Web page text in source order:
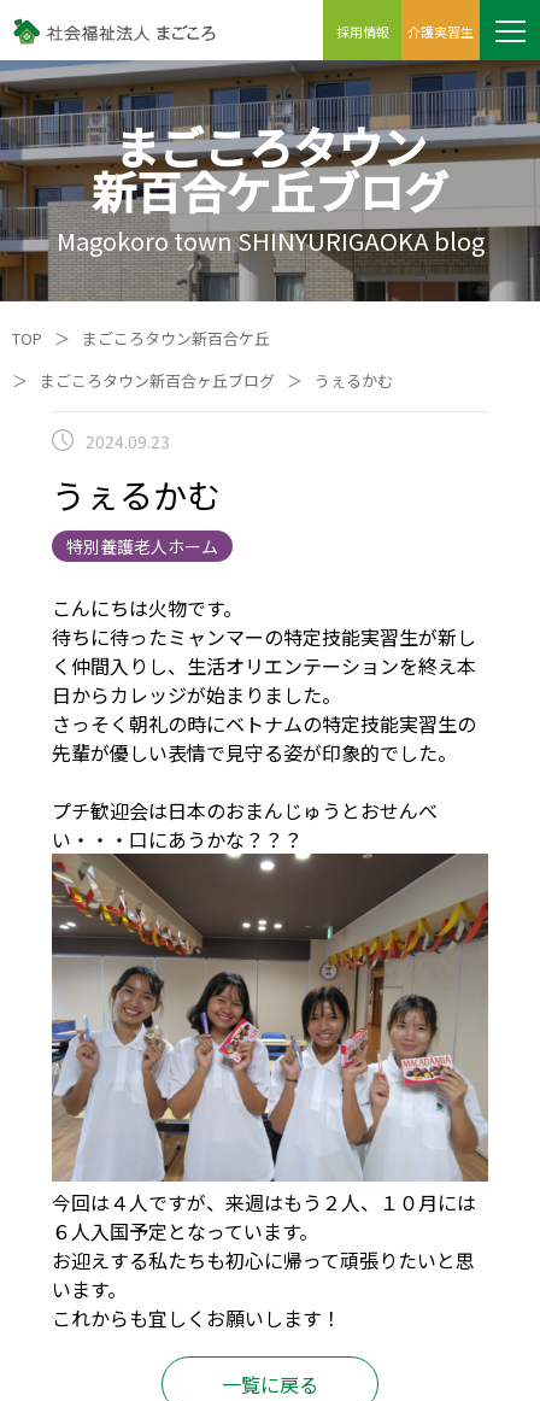
採用情報 介護実習生
まごころタウン
新百合ケ丘ブログ
Magokoro town SHINYURIGAOKA blog
TOP ＞
まごころタウン新百合ケ丘
＞
まごころタウン新百合ヶ丘ブログ ＞ うぇるかむ
2024.09.23
うぇるかむ
特別養護老人ホーム
こんにちは火物です。
待ちに待ったミャンマーの特定技能実習生が新し
く仲間入りし、生活オリエンテーションを終え本
日からカレッジが始まりました。
さっそく朝礼の時にベトナムの特定技能実習生の
先輩が優しい表情で見守る姿が印象的でした。
プチ歓迎会は日本のおまんじゅうとおせんべ
い・・・口にあうかな？？？
今回は４人ですが、来週はもう２人、１０月には
６人入国予定となっています。
お迎えする私たちも初心に帰って頑張りたいと思
います。
これからも宜しくお願いします！
一覧に戻る